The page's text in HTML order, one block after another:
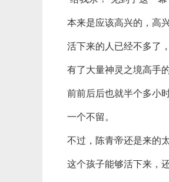
本来是应该高兴的，高
活下来的人已经不多了
有了大量神灵之境高手
前前后后也就半个多小
一个不留。
不过，陈青帝还是来的
这个孩子能够活下来，